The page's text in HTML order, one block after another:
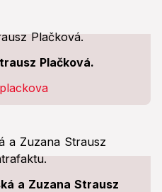
Plačková.
a Zuzana Strausz